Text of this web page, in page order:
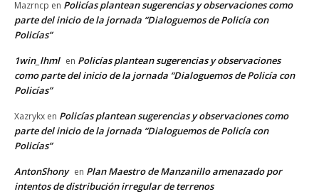
Mazrncp en Policías plantean sugerencias y observaciones como
parte del inicio de la jornada “Dialoguemos de Policía con
Policías”
1win_lhml en Policías plantean sugerencias y observaciones
como parte del inicio de la jornada “Dialoguemos de Policía con
Policías”
Xazrykx en Policías plantean sugerencias y observaciones como
parte del inicio de la jornada “Dialoguemos de Policía con
Policías”
AntonShony en Plan Maestro de Manzanillo amenazado por
intentos de distribución irregular de terrenos